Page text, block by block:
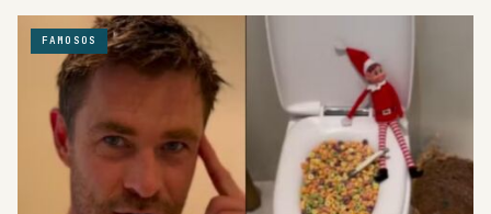
FAMOSOS